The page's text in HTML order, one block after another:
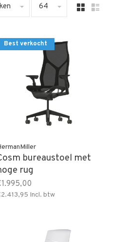
64
Best verkocht
bureaustoel met
rug
Incl. btw